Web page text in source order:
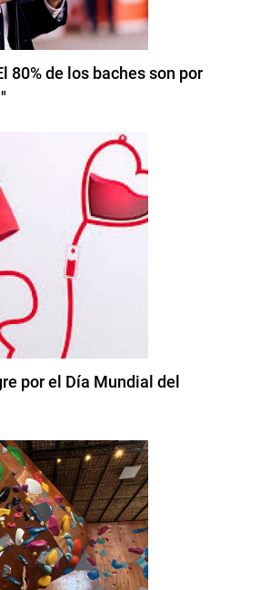
80% de los baches son por
por el Día Mundial del